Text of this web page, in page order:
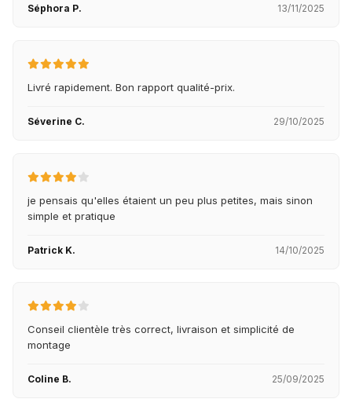
Séphora P. 13/11/2025
Livré rapidement. Bon rapport qualité-prix.
Séverine C. 29/10/2025
je pensais qu'elles étaient un peu plus petites, mais sinon
simple et pratique
Patrick K. 14/10/2025
Conseil clientèle très correct, livraison et simplicité de
montage
Coline B. 25/09/2025